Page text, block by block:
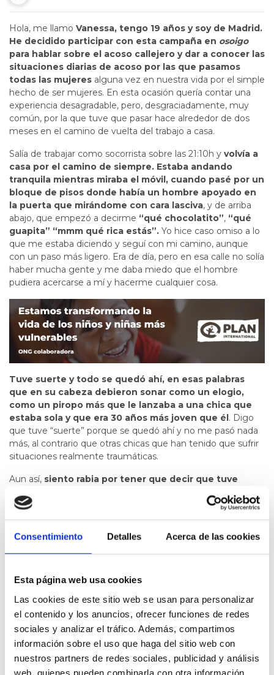
Consentimiento Detalles Acerca de las cookies
Esta página web usa cookies
Las cookies de este sitio web se usan para personalizar
el contenido y los anuncios, ofrecer funciones de redes
sociales y analizar el tráfico. Además, compartimos
información sobre el uso que haga del sitio web con
nuestros partners de redes sociales, publicidad y análisis
web, quienes pueden combinarla con otra información
Hola, me llamo Vanessa, tengo 19 años y soy de Madrid.
He decidido participar con esta campaña en osoigo
para hablar sobre el acoso callejero y dar a conocer las
situaciones diarias de acoso por las que pasamos
todas las mujeres alguna vez en nuestra vida por el simple
hecho de ser mujeres. En esta ocasión quería contar una
experiencia desagradable, pero, desgraciadamente, muy
común, por la que tuve que pasar hace alrededor de dos
meses en el camino de vuelta del trabajo a casa.
Salía de trabajar como socorrista sobre las 21:10h y volvía a
casa por el camino de siempre. Estaba andando
tranquila mientras miraba el móvil, cuando pasé por un
bloque de pisos donde había un hombre apoyado en
la puerta que mirándome con cara lasciva, y de arriba
abajo, que empezó a decirme “qué chocolatito”, “qué
guapita” “mmm qué rica estás”. Yo hice caso omiso a lo
que me estaba diciendo y seguí con mi camino, aunque
con un paso más ligero. Era de día, pero en esa calle no solía
haber mucha gente y me daba miedo que el hombre
pudiera acercarse a mí y hacerme cualquier cosa.
Tuve suerte y todo se quedó ahí, en esas palabras
que en su cabeza debieron sonar como un elogio,
como un piropo más que le lanzaba a una chica que
estaba sola y que era 30 años más joven que él. Digo
que tuve “suerte” porque se quedó ahí y no me pasó nada
más, al contrario que otras chicas que han tenido que sufrir
situaciones realmente traumáticas.
Aun así, siento rabia por tener que decir que tuve
se llama acoso callejero. El problema es que es un acoso
que está tan normalizado que lo pasamos muchas veces
nuestro bien”.
por ir mal vestida, por escoger ese camino o por ir
culpa, es culpa de los acosadores que se piensan que
tienen derecho a increpar a cualquier mujer.
Quiero aprovechar esta oportunidad que brindaosoigo
se persiga y se castigue el acoso
callejero, desde estas situaciones que se ignoran por